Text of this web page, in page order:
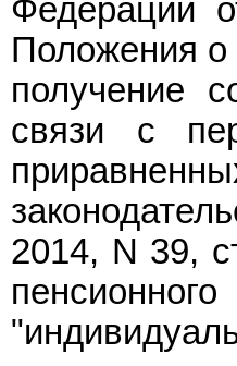
Федерации
Положения о
получение
связи с
2014, N 39,